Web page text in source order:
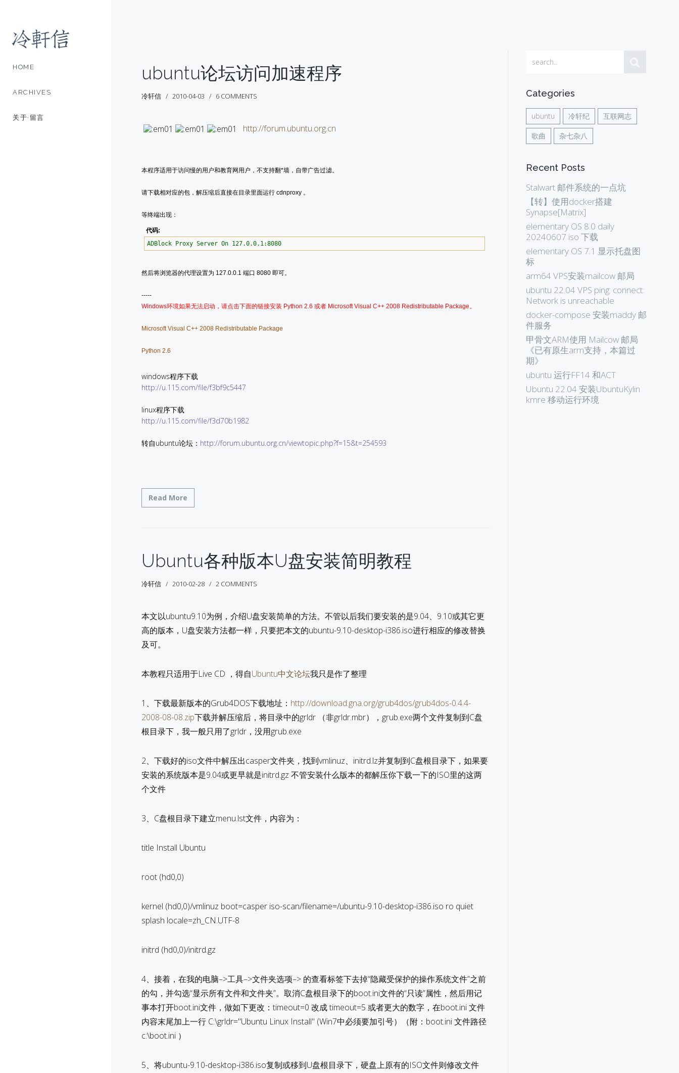
HOME
ARCHIVES
关于·留言
ubuntu论坛访问加速程序
冷轩信 2010-04-03 6 COMMENTS
http://forum.ubuntu.org.cn
本程序适用于访问慢的用户和教育网用户，不支持翻*墙，自带广告过滤。
请下载相对应的包，解压缩后直接在目录里面运行 cdnproxy 。
等终端出现：
代码:
ADBlock Proxy Server On 127.0.0.1:8080
然后将浏览器的代理设置为 127.0.0.1 端口 8080 即可。
-----
Windows环境如果无法启动，请点击下面的链接安装 Python 2.6 或者 Microsoft Visual C++ 2008 Redistributable Package。
Microsoft Visual C++ 2008 Redistributable Package
Python 2.6
windows程序下载
http://u.115.com/file/f3bf9c5447
linux程序下载
http://u.115.com/file/f3d70b1982
转自ubuntu论坛： http://forum.ubuntu.org.cn/viewtopic.php?f=15&t=254593
Read More
Ubuntu各种版本U盘安装简明教程
冷轩信 2010-02-28 2 COMMENTS
本文以ubuntu9.10为例，介绍U盘安装简单的方法。不管以后我们要安装的是9.04、9.10或其它更
高的版本，U盘安装方法都一样，只要把本文的ubuntu-9.10-desktop-i386.iso进行相应的修改替换
及可。
本教程只适用于Live CD ，得自Ubuntu中文论坛我只是作了整理
1、下载最新版本的Grub4DOS下载地址： http://download.gna.org/grub4dos/grub4dos-0.4.4-
2008-08-08.zip下载并解压缩后，将目录中的grldr （非grldr.mbr），grub.exe两个文件复制到C盘
根目录下，我一般只用了grldr，没用grub.exe
2、下载好的iso文件中解压出casper文件夹，找到vmlinuz、initrd.lz并复制到C盘根目录下，如果要
安装的系统版本是9.04或更早就是initrd.gz 不管安装什么版本的都解压你下载一下的ISO里的这两
个文件
3、C盘根目录下建立menu.lst文件，内容为：
title Install Ubuntu
root (hd0,0)
kernel (hd0,0)/vmlinuz boot=casper iso-scan/filename=/ubuntu-9.10-desktop-i386.iso ro quiet
splash locale=zh_CN.UTF-8
initrd (hd0,0)/initrd.gz
4、接着，在我的电脑–>工具–>文件夹选项–> 的查看标签下去掉“隐藏受保护的操作系统文件”之前
的勾，并勾选“显示所有文件和文件夹”。取消C盘根目录下的boot.ini文件的“只读”属性，然后用记
事本打开boot.ini文件，做如下更改：timeout=0 改成 timeout=5 或者更大的数字，在boot.ini 文件
内容末尾加上一行 C:\grldr="Ubuntu Linux Install" (Win7中必须要加引号）（附：boot.ini 文件路径
c:\boot.ini ）
5、将ubuntu-9.10-desktop-i386.iso复制或移到U盘根目录下，硬盘上原有的ISO文件则修改文件
Categories
ubuntu 冷轩纪 互联网志
歌曲 杂七杂八
Recent Posts
Stalwart 邮件系统的一点坑
【转】使用docker搭建
Synapse[Matrix]
elementary OS 8.0 daily
20240607 iso 下载
elementary OS 7.1 显示托盘图
标
arm64 VPS安装mailcow 邮局
ubuntu 22.04 VPS ping: connect:
Network is unreachable
docker-compose 安装maddy 邮
件服务
甲骨文ARM使用 Mailcow 邮局
《已有原生arm支持，本篇过
期》
ubuntu 运行FF14 和ACT
Ubuntu 22.04 安装UbuntuKylin
kmre 移动运行环境